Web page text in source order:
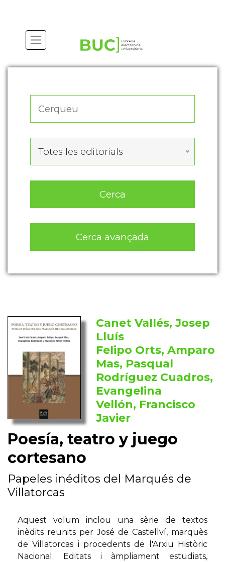
Totes les editorials
Cerca
Cerca avançada
Canet Vallés, Josep
Lluís
Felipo Orts, Amparo
Mas, Pasqual
Rodríguez Cuadros,
Evangelina
Vellón, Francisco
Javier
Poesía, teatro y juego
cortesano
Papeles inéditos del Marqués de
Villatorcas
Aquest volum inclou una sèrie de textos
inèdits reunits per José de Castellví, marquès
de Villatorcas i procedents de l'Arxiu Històric
Nacional. Editats i àmpliament estudiats,